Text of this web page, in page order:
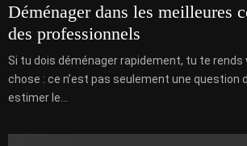
Déménager dans les meilleures
des professionnels
Si tu dois déménager rapidement, tu te rends
chose : ce n’est pas seulement une question
estimer le...